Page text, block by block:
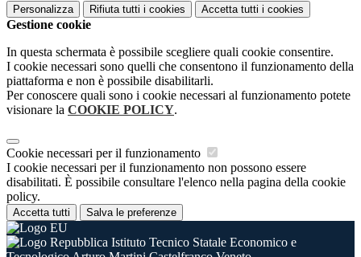
Personalizza Rifiuta tutti i cookies Accetta tutti i cookies
Gestione cookie
In questa schermata è possibile scegliere quali cookie consentire.
I cookie necessari sono quelli che consentono il funzionamento della
piattaforma e non è possibile disabilitarli.
Per conoscere quali sono i cookie necessari al funzionamento potete
visionare la COOKIE POLICY.
Cookie necessari per il funzionamento
I cookie necessari per il funzionamento non possono essere
disabilitati. È possibile consultare l'elenco nella pagina della cookie
policy.
Accetta tutti Salva le preferenze
Istituto Tecnico Statale Economico e